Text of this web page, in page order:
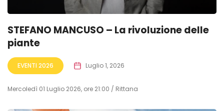
STEFANO MANCUSO – La rivoluzione delle
piante
EVENTI 2026 Luglio 1, 2026
Mercoledì 01 Luglio 2026, ore 21:00 / Rittana